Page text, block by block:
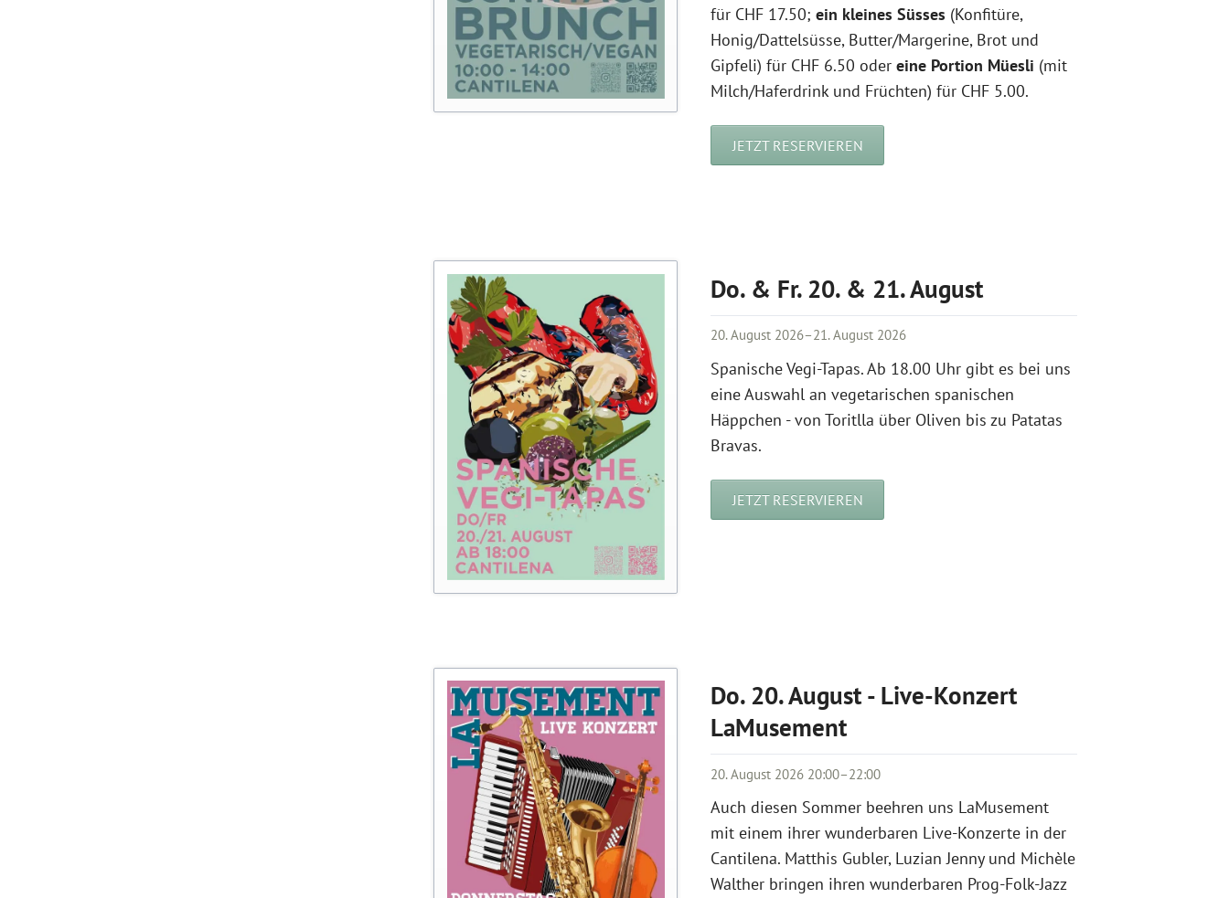
für CHF 17.50;ein kleines Süsses (Konfitüre,
Honig/Dattelsüsse, Butter/Margerine, Brot und
Gipfeli) für CHF 6.50 odereine Portion Müesli (mit
Milch/Haferdrink und Früchten) für CHF 5.00.
JETZT RESERVIEREN
Do. & Fr. 20. & 21. August
20. August 2026–21. August 2026
Spanische Vegi-Tapas. Ab 18.00 Uhr gibt es bei uns
eine Auswahl an vegetarischen spanischen
Häppchen - von Toritlla über Oliven bis zu Patatas
Bravas.
JETZT RESERVIEREN
Do. 20. August - Live-Konzert
LaMusement
20. August 2026 20:00–22:00
Auch diesen Sommer beehren uns LaMusement
mit einem ihrer wunderbaren Live-Konzerte in der
Cantilena. Matthis Gubler, Luzian Jenny und Michèle
Walther bringen ihren wunderbaren Prog-Folk-Jazz